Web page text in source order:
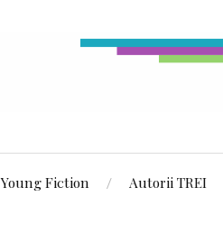
Young Fiction Autorii TREI